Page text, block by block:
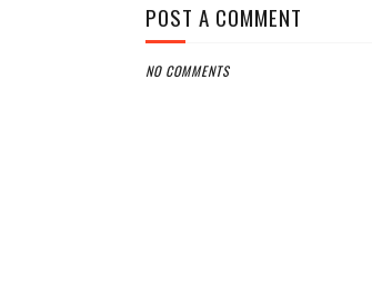
POST A COMMENT
NO COMMENTS